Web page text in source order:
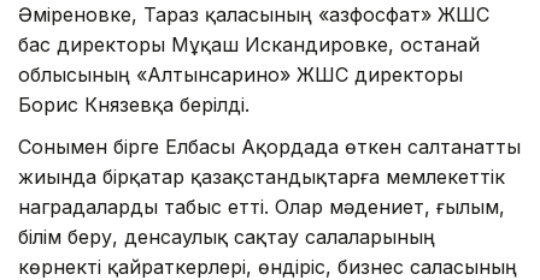
Әміреновке, Тараз қаласының «Қазфосфат» ЖШС
бас директоры Мұқаш Искандировке, Қостанай
облысының «Алтынсарино» ЖШС директоры
Борис Князевқа берілді.
Сонымен бірге Елбасы Ақордада өткен салтанатты
жиында бірқатар қазақстандықтарға мемлекеттік
наградаларды табыс етті. Олар мәдениет, ғылым,
білім беру, денсаулық сақтау салаларының
көрнекті қайраткерлері, өндіріс, бизнес саласының